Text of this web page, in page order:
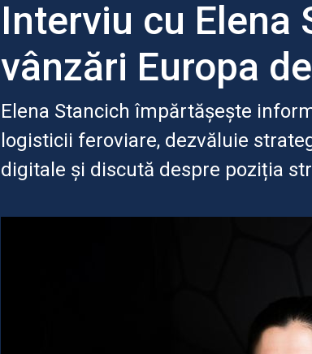
Interviu cu Elena
vânzări Europa
Elena Stancich împărtășește
logisticii feroviare, dezvăluie
digitale și discută despre poziția